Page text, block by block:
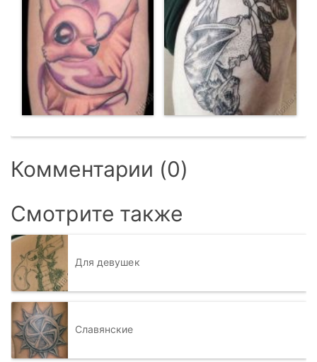
Комментарии (0)
Смотрите также
Для девушек
Славянские